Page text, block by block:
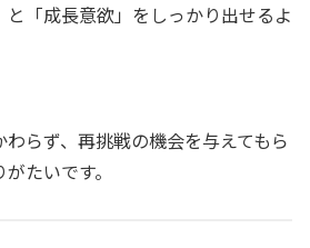
「成長意欲」をしっかり出せるよ
らず、再挑戦の機会を与えてもら
たいです。